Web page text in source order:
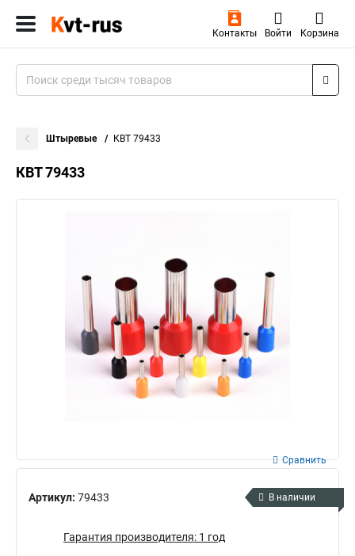
Контакты Войти Корзина
Штыревые КВТ 79433
КВТ 79433
Артикул: 79433
Сравнить
В наличии
Гарантия производителя: 1 год